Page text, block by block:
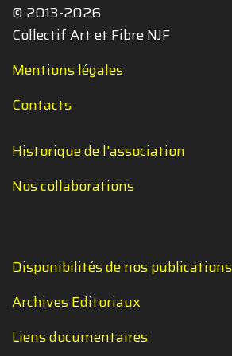
© 2013-2026
Collectif Art et Fibre NJF
Mentions légales
Contacts
Historique de l'association
Nos collaborations
Disponibilités de nos publications
Archives Editoriaux
Liens documentaires